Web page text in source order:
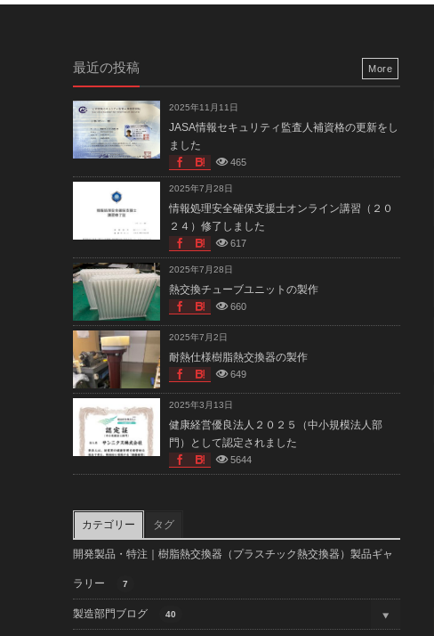
最近の投稿
2025年11月11日
JASA情報セキュリティ監査人補資格の更新をし
ました
465
2025年7月28日
情報処理安全確保支援士オンライン講習（２０
２４）修了しました
617
2025年7月28日
熱交換チューブユニットの製作
660
2025年7月2日
耐熱仕様樹脂熱交換器の製作
649
2025年3月13日
健康経営優良法人２０２５（中小規模法人部
門）として認定されました
5644
More
カテゴリー タグ
開発製品・特注｜樹脂熱交換器（プラスチック熱交換器）製品ギャ
ラリー 7
製造部門ブログ 40